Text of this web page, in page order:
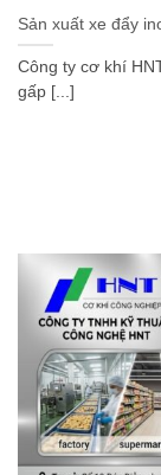
Sản xuất xe đẩy
Công ty cơ khí
gấp [...]